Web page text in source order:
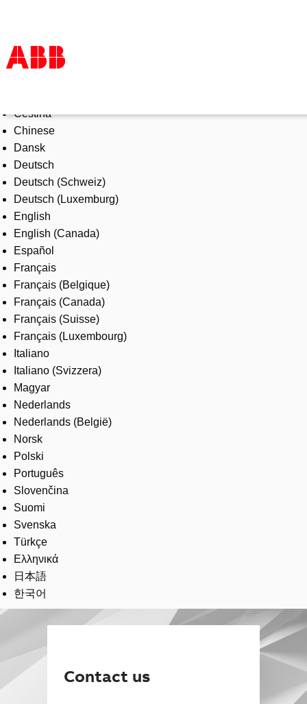
Products & Solutions
Industries
Services
About us
Where to buy
Contact us
Careers
Čeština
Chinese
Dansk
Deutsch
Deutsch (Schweiz)
Deutsch (Luxemburg)
English
English (Canada)
Español
Français
Français (Belgique)
Français (Canada)
Français (Suisse)
Français (Luxembourg)
Italiano
Italiano (Svizzera)
Magyar
Nederlands
Nederlands (België)
Norsk
Polski
Português
Slovenčina
Suomi
Svenska
Türkçe
Ελληνικά
日本語
한국어
Contact us